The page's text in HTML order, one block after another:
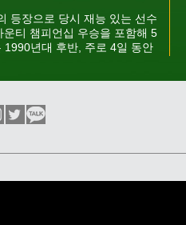
등장으로 당시 재능 있는 선수
티 챔피언십 우승을 포함해 5
1990년대 후반, 주로 4일 동안
ECB는 더 짧고 역동적인 형
거두기가 더 어렵다는 것을